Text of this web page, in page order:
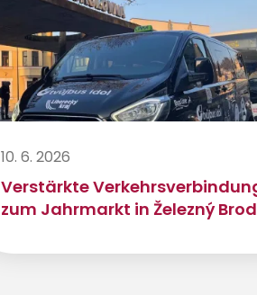
10. 6. 2026
Verstärkte
zum Jahrmarkt in Železný Brod